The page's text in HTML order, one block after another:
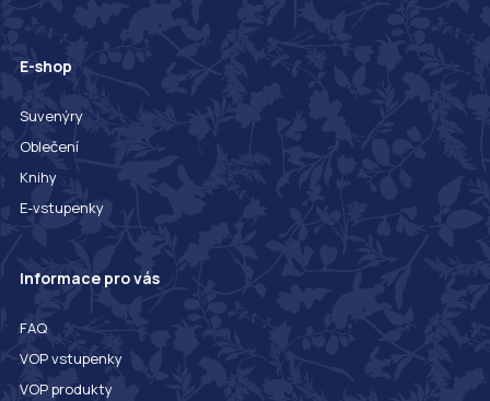
E-shop
Suvenýry
Oblečení
Knihy
E-vstupenky
Informace pro vás
FAQ
VOP vstupenky
VOP produkty